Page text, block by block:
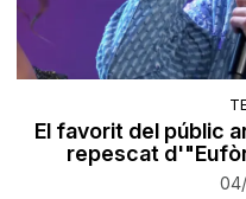
El favorit del públic
repescat